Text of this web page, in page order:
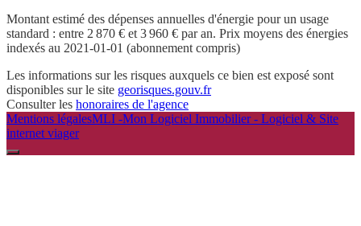
Montant estimé des dépenses annuelles d'énergie pour un usage
standard : entre 2 870 € et 3 960 € par an. Prix moyens des énergies
indexés au 2021-01-01 (abonnement compris)
Les informations sur les risques auxquels ce bien est exposé sont
disponibles sur le site georisques.gouv.fr
Consulter les honoraires de l'agence
Mentions légalesMLI -Mon Logiciel Immobilier - Logiciel & Site
internet viager